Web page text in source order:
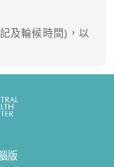
及輪候時間)，以
版